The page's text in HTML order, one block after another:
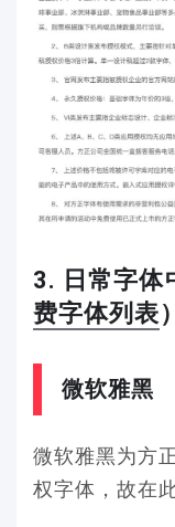
3. 日常字体
费字体列表）
微软雅黑
微软雅黑为方
权字体，故在